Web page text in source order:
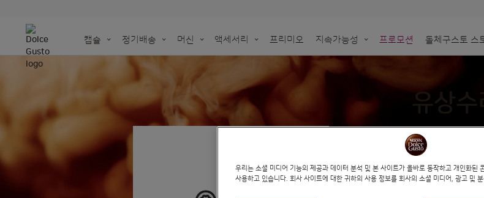
캡슐
머신을 위한
종이 기반 캡슐
정기배송 머신
Taste the future
액세서리
재활용백 주문하기 재활용백 수거 신청
프리미오 지속가능성
오리지널 캡슐을 재활용하세요 생분해 가능한 네오 종이 기반 캡슐
프로모션 돌체구스토 스
세젤귀 홈카페 OPEN!
돌체구스토 | 시나모롤
오프라인 매장 알아보기
to
the
the
유상수
0%
of
100
지니오S 플러스
우리는 소셜 미디어 기능의 제공과 데이터 분석 및 본 사이트가 올바로 동작하고 개인화된
사용하고 있습니다. 회사 사이트에 대한 귀하의 사용 정보를 회사의 소셜 미디어, 광고 및